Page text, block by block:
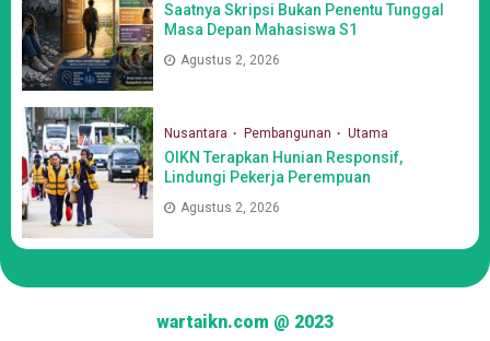
Saatnya Skripsi Bukan Penentu Tunggal
Masa Depan Mahasiswa S1
Agustus 2, 2026
Nusantara Pembangunan Utama
OIKN Terapkan Hunian Responsif,
Lindungi Pekerja Perempuan
Agustus 2, 2026
wartaikn.com @ 2023